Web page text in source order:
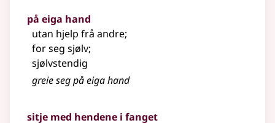
på eiga hand
utan hjelp frå andre;
for seg sjølv;
sjølvstendig
greie seg på eiga hand
sitje med hendene i fanget